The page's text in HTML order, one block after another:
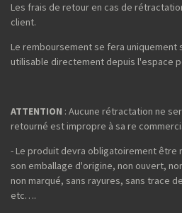
Les frais de retour en cas de
client.
Le remboursement se fera uniquement
utilisable directement depuis l'espace
ATTENTION : Aucune rétractation ne
retourné est impropre à sa re
- Le produit devra obligatoirement être
son emballage d'origine, non ouvert,
non marqué, sans rayures, sans trace
etc….